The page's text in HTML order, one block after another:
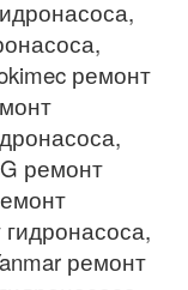
,
,
ремонт
,
ремонт
,
ремонт